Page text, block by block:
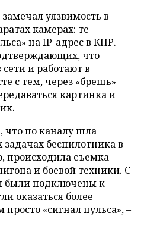
уязвимость в
камерах: те
на IP-адрес в КНР.
что
сети и работают в
с тем, через «брешь»
картинка и
по каналу шла
беспилотника в
происходила съемка
и боевой техники. С
были подключены к
оказаться более
«сигнал пульса», –